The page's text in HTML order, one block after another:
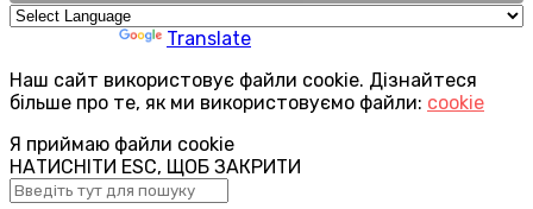
Translate
Наш сайт використовує файли cookie. Дізнайтеся
більше про те, як ми використовуємо файли: cookie
Я приймаю файли cookie
НАТИСНІТИ ESC, ЩОБ ЗАКРИТИ